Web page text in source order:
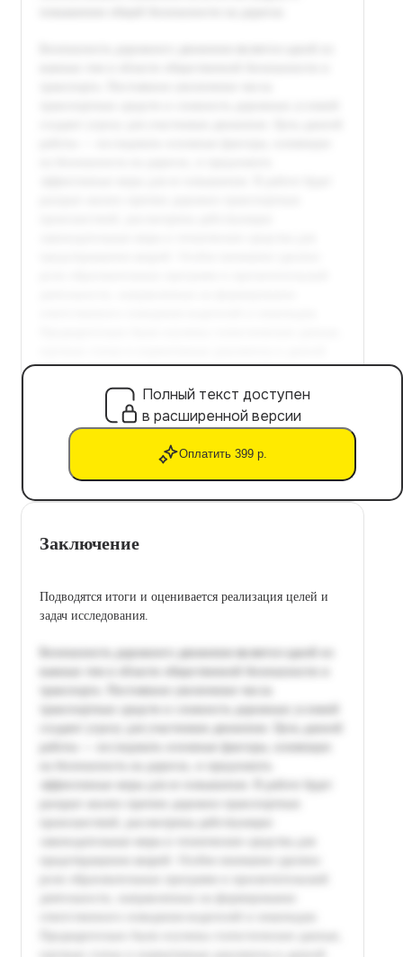
Полный текст доступен
в расширенной версии
Оплатить 399 р.
Заключение
Подводятся итоги и оценивается реализация целей и
задач исследования.